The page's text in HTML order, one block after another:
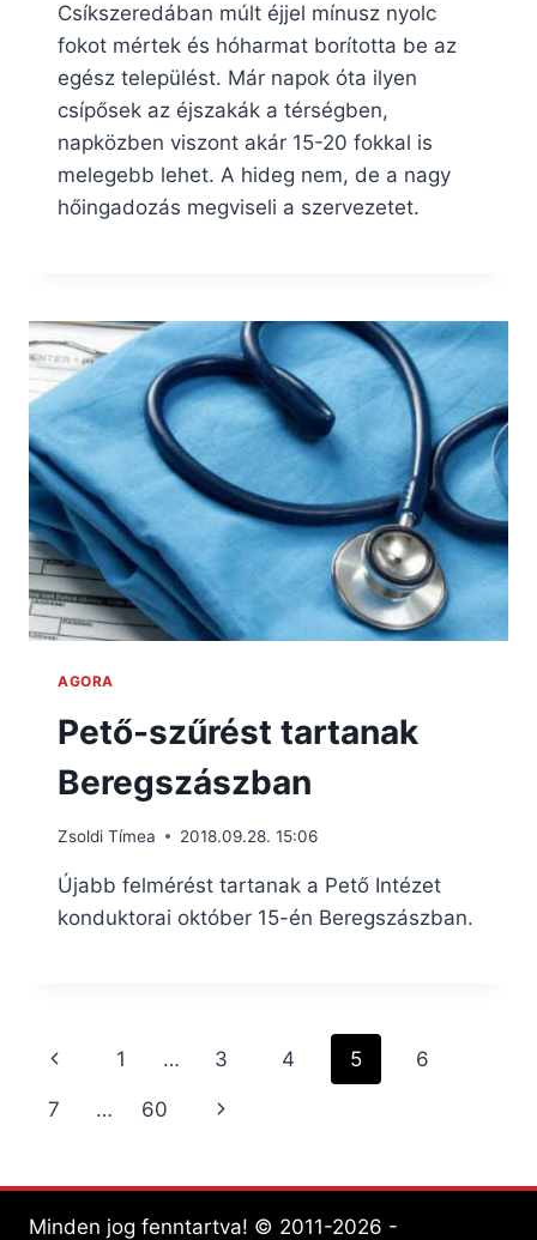
Csíkszeredában múlt éjjel mínusz nyolc
fokot mértek és hóharmat borította be az
egész települést. Már napok óta ilyen
csípősek az éjszakák a térségben,
napközben viszont akár 15-20 fokkal is
melegebb lehet. A hideg nem, de a nagy
hőingadozás megviseli a szervezetet.
AGORA
Pető-szűrést tartanak
Beregszászban
Zsoldi Tímea 2018.09.28. 15:06
Újabb felmérést tartanak a Pető Intézet
konduktorai október 15-én Beregszászban.
Page
navigation
Previous
Page
1 … 3 4 5 6
7 … 60
Next
Minden jog fenntartva! © 2011-2026 -